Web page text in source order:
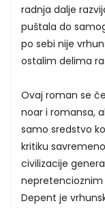
radnja dalje
puštala do
po sebi nije
ostalim delima
Ovaj roman se
noar i romansa,
samo sredstvo
kritiku
civilizacije
nepretencioznim
Depent je